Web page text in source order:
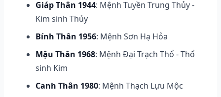
Giáp Thân 1944: Mệnh Tuyền Trung Thủy -
Kim sinh Thủy
Bính Thân 1956: Mệnh Sơn Hạ Hỏa
Mậu Thân 1968: Mệnh Đại Trạch Thổ - Thổ
sinh Kim
Canh Thân 1980: Mệnh Thạch Lựu Mộc